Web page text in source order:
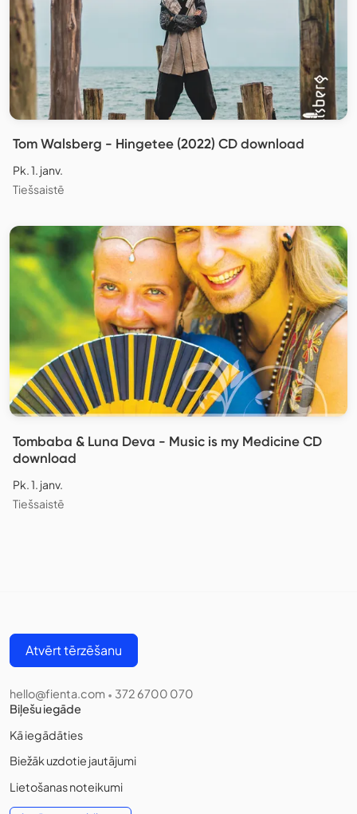
Tom Walsberg - Hingetee (2022) CD download
Pk. 1. janv.
Tiešsaistē
Tombaba & Luna Deva - Music is my Medicine CD
download
Pk. 1. janv.
Tiešsaistē
Atvērt tērzēšanu
hello@fienta.com • 372 6700 070
Biļešu iegāde
Kā iegādāties
Biežāk uzdotie jautājumi
Lietošanas noteikumi